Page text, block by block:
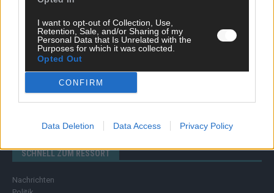
I want to opt-out of Collection, Use,
Retention, Sale, and/or Sharing of my
Personal Data that Is Unrelated with the
Purposes for which it was collected.
Opted Out
CONFIRM
Data Deletion Data Access Privacy Policy
SCHNELL ZUM RESSORT
Nachrichten